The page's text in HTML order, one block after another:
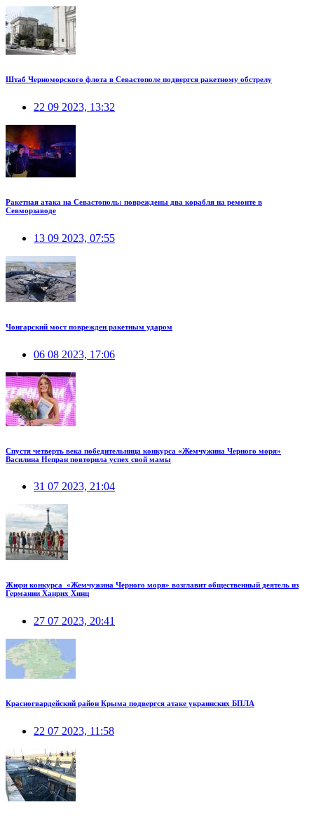
Штаб Черноморского флота в Севастополе подвергся ракетному обстрелу
22 09 2023, 13:32
Ракетная атака на Севастополь: повреждены два корабля на ремонте в
Севморзаводе
13 09 2023, 07:55
Чонгарский мост поврежден ракетным ударом
06 08 2023, 17:06
Спустя четверть века победительница конкурса «Жемчужина Черного моря»
Василина Непран повторила успех свой мамы
31 07 2023, 21:04
Жюри конкурса «Жемчужина Черного моря» возглавит общественный деятель из
Германии Ханрих Хинц
27 07 2023, 20:41
Красногвардейский район Крыма подвергся атаке украинских БПЛА
22 07 2023, 11:58